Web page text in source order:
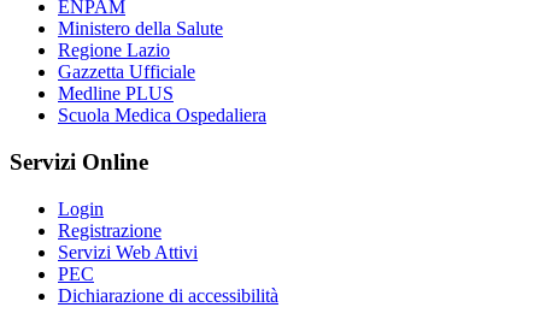
ENPAM
Ministero della Salute
Regione Lazio
Gazzetta Ufficiale
Medline PLUS
Scuola Medica Ospedaliera
Servizi Online
Login
Registrazione
Servizi Web Attivi
PEC
Dichiarazione di accessibilità